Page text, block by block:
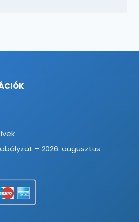
– 2026. augusztus